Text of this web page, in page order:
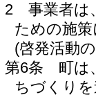
2
事業者は
ための施
(啓発活動
第6条
町は
ちづくり